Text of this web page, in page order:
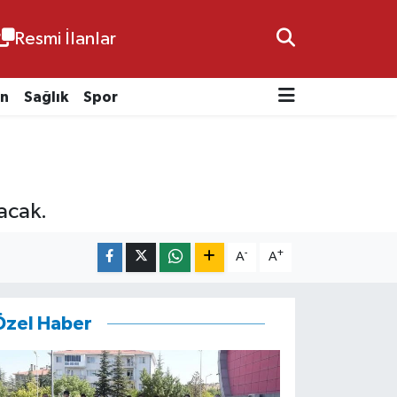
Resmi İlanlar
Sağlık Spor
A- A+
Haber